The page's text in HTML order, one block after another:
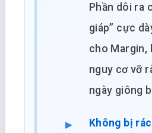
Phần dôi ra
giáp” cực
cho Margin,
nguy cơ vỡ
ngày giông
Không bị